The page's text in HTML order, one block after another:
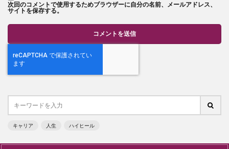
次回のコメントで使用するためブラウザーに自分の名前、メールアドレス、
サイトを保存する。
キャリア 人生 ハイヒール